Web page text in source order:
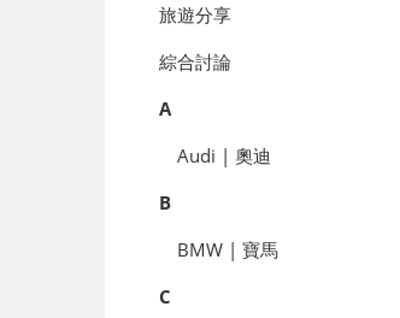
旅遊分享
綜合討論
A
Audi | 奧迪
B
BMW | 寶馬
C